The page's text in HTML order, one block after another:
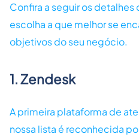
Confira a seguir os detalhes
escolha a que melhor se
objetivos do seu negócio.
1. Zendesk
A primeira plataforma de
nossa lista é reconhecida